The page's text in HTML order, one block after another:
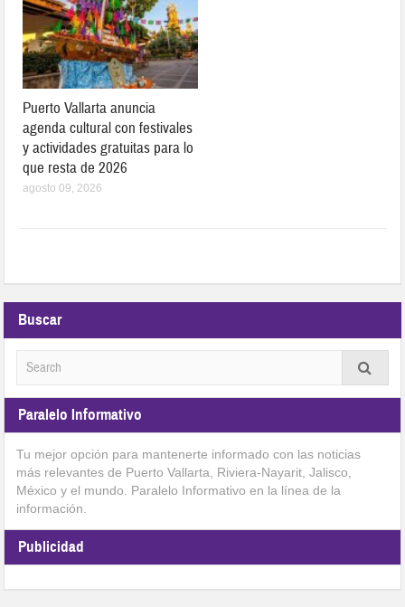
Puerto Vallarta anuncia
agenda cultural con festivales
y actividades gratuitas para lo
que resta de 2026
agosto 09, 2026
Buscar
Paralelo Informativo
Tu mejor opción para mantenerte informado con las noticias
más relevantes de Puerto Vallarta, Riviera-Nayarit, Jalisco,
México y el mundo. Paralelo Informativo en la línea de la
información.
Publicidad